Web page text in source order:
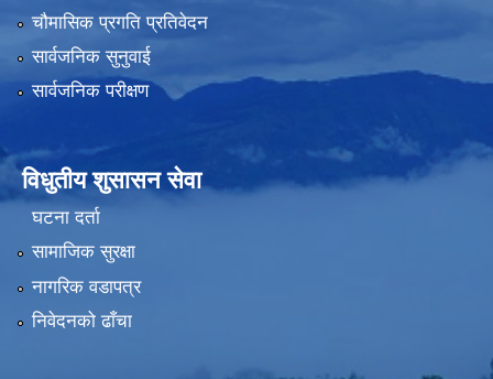
चौमासिक प्रगति प्रतिवेदन
सार्वजनिक सुनुवाई
सार्वजनिक परीक्षण
विधुतीय शुसासन सेवा
घटना दर्ता
सामाजिक सुरक्षा
नागरिक वडापत्र
निवेदनको ढाँचा